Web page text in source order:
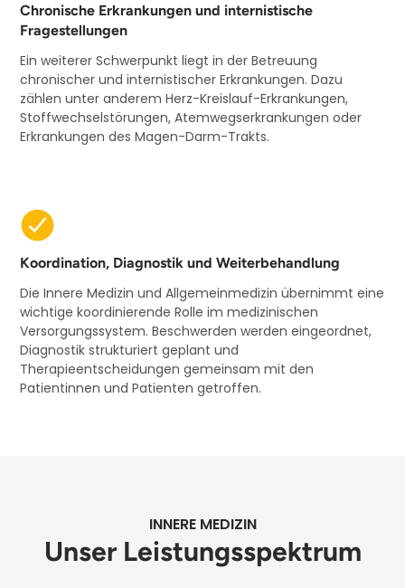
Chronische Erkrankungen und internistische
Fragestellungen
Ein weiterer Schwerpunkt liegt in der Betreuung
chronischer und internistischer Erkrankungen. Dazu
zählen unter anderem Herz-Kreislauf-Erkrankungen,
Stoffwechselstörungen, Atemwegserkrankungen oder
Erkrankungen des Magen-Darm-Trakts.
Koordination, Diagnostik und Weiterbehandlung
Die Innere Medizin und Allgemeinmedizin übernimmt eine
wichtige koordinierende Rolle im medizinischen
Versorgungssystem. Beschwerden werden eingeordnet,
Diagnostik strukturiert geplant und
Therapieentscheidungen gemeinsam mit den
Patientinnen und Patienten getroffen.
INNERE MEDIZIN
Unser Leistungsspektrum